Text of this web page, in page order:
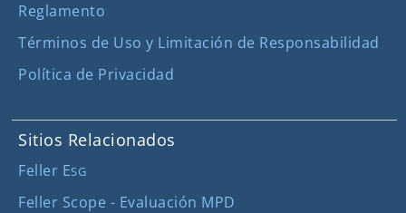
Reglamento
Términos de Uso y Limitación de Responsabilidad
Política de Privacidad
Sitios Relacionados
Feller ESG
Feller Scope - Evaluación MPD